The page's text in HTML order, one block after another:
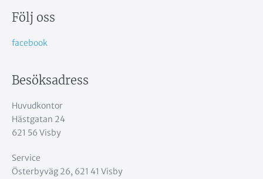
Följ oss
facebook
Besöksadress
Huvudkontor
Hästgatan 24
621 56 Visby
Service
Österbyväg 26, 621 41 Visby